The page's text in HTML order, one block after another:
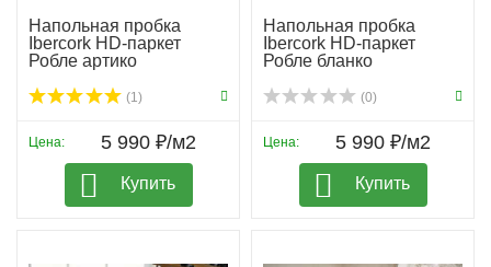
Напольная пробка
Ibercork HD-паркет
Робле артико
(1)
Цена: 5 990 ₽/м2
Купить
Напольная пробка
Ibercork HD-паркет
Робле бланко
(0)
Цена: 5 990 ₽/м2
Купить